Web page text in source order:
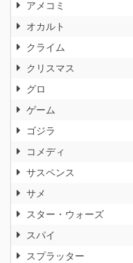
アメコミ
オカルト
クライム
クリスマス
グロ
ゲーム
ゴジラ
コメディ
サスペンス
サメ
スター・ウォーズ
スパイ
スプラッター